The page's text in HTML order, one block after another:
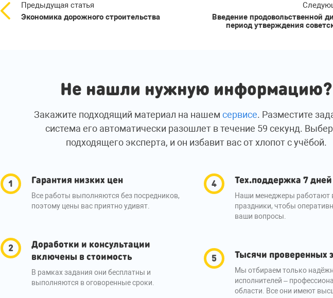
Предыдущая статья
Экономика дорожного строительства
Введение продовольственной
период утверждения
Не нашли нужную информацию?
Закажите подходящий материал на нашем сервисе. Разместите
система его автоматически разошлет в течение 59 секунд.
подходящего эксперта, и он избавит вас от хлопот с учёбой.
Гарантия низких цен
Все работы выполняются без посредников,
поэтому цены вас приятно удивят.
Доработки и консультации
включены в стоимость
В рамках задания они бесплатны и
выполняются в оговоренные сроки.
Тех.поддержка 7
Наши менеджеры работают
праздники, чтобы
ваши вопросы.
Тысячи проверенных
Мы отбираем только
исполнителей –
области. Все они имеют